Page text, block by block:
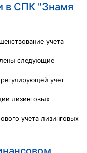
в СПК "Знамя
учета
следующие
учет
лизинговых
учета лизинговых